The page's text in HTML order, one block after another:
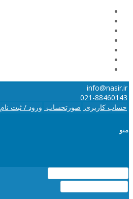
info@nasir.ir
021-88460143
حساب کاربری صورتحساب ورود / ثبت نام
منو